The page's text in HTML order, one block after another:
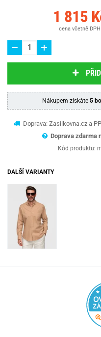
1 815
cena včetně DPH
Nákupem získáte 5
Doprava: Zasilkovna.cz a
Doprava zdarma
Kód produktu:
DALŠÍ VARIANTY